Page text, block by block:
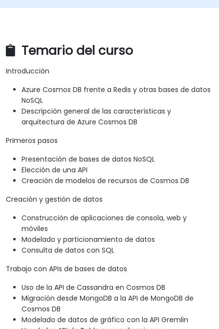
Temario del curso
Introducción
Azure Cosmos DB frente a Redis y otras bases de datos
NoSQL
Descripción general de las características y
arquitectura de Azure Cosmos DB
Primeros pasos
Presentación de bases de datos NoSQL
Elección de una API
Creación de modelos de recursos de Cosmos DB
Creación y gestión de datos
Construcción de aplicaciones de consola, web y
móviles
Modelado y particionamiento de datos
Consulta de datos con SQL
Trabajo con APIs de bases de datos
Uso de la API de Cassandra en Cosmos DB
Migración desde MongoDB a la API de MongoDB de
Cosmos DB
Modelado de datos de gráfico con la API Gremlin